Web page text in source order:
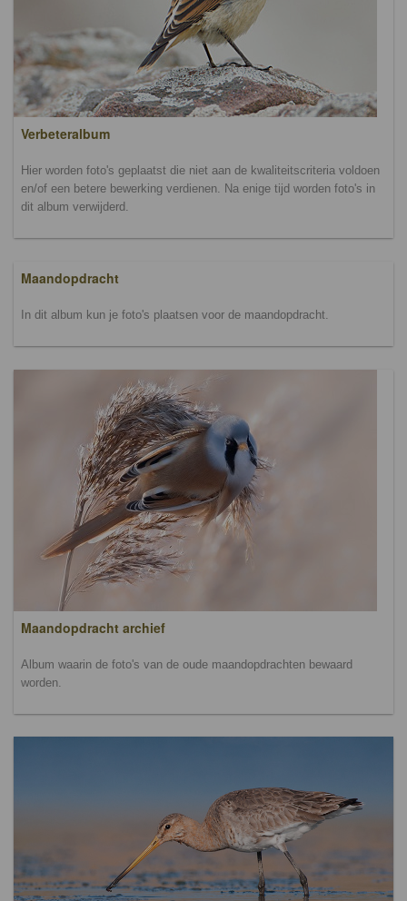
Verbeteralbum
Hier worden foto's geplaatst die niet aan de kwaliteitscriteria voldoen
en/of een betere bewerking verdienen. Na enige tijd worden foto's in
dit album verwijderd.
Maandopdracht
In dit album kun je foto's plaatsen voor de maandopdracht.
Maandopdracht archief
Album waarin de foto's van de oude maandopdrachten bewaard
worden.